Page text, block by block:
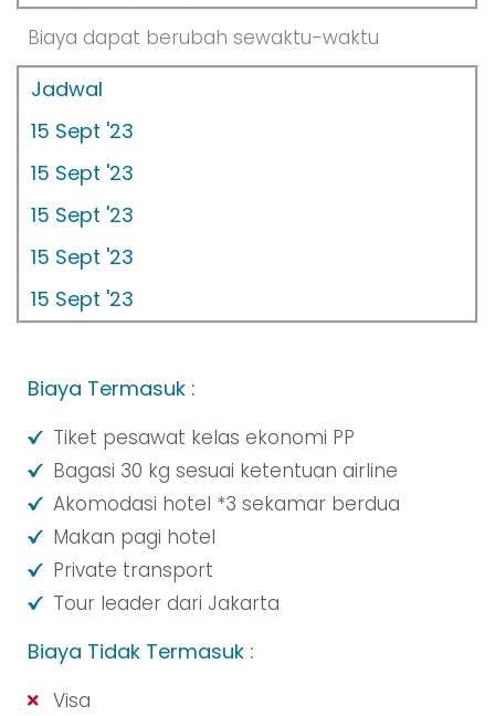
Biaya dapat berubah sewaktu-waktu
Jadwal
15 Sept '23
15 Sept '23
15 Sept '23
15 Sept '23
15 Sept '23
Biaya Termasuk :
Tiket pesawat kelas ekonomi PP
Bagasi 30 kg sesuai ketentuan airline
Akomodasi hotel *3 sekamar berdua
Makan pagi hotel
Private transport
Tour leader dari Jakarta
Biaya Tidak Termasuk :
Visa